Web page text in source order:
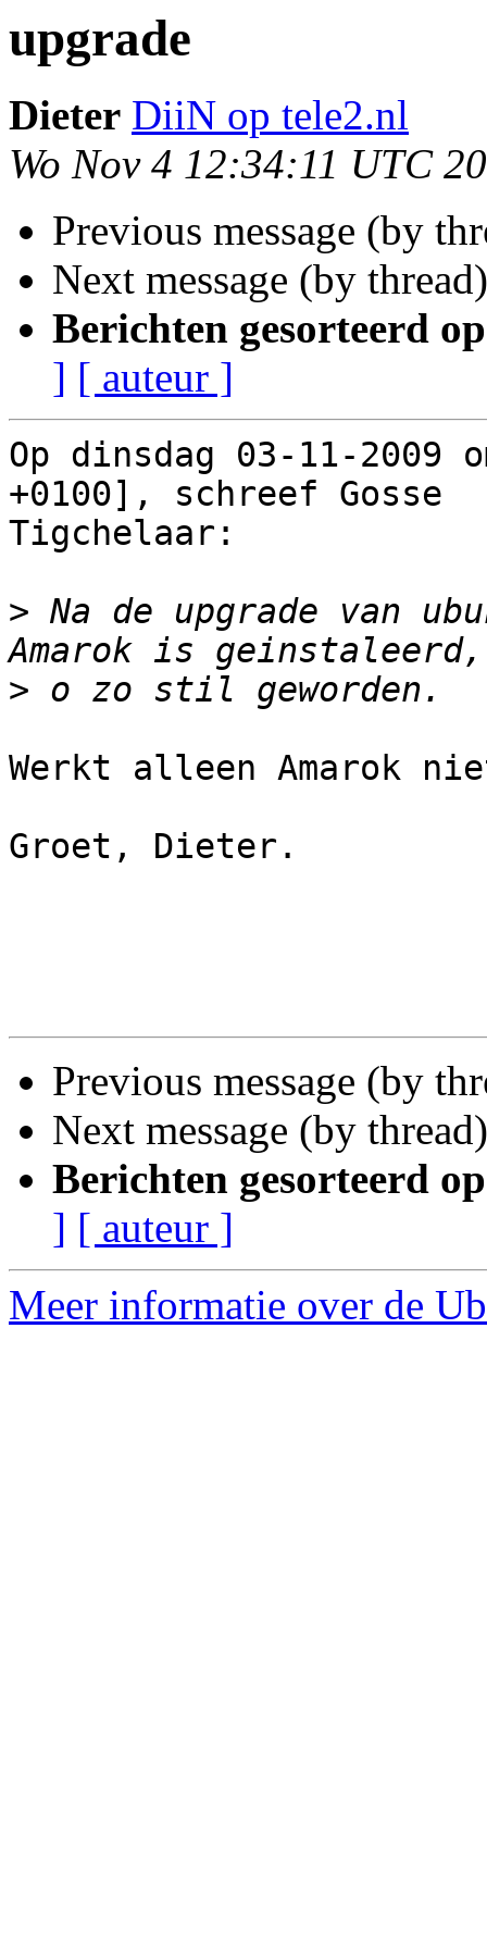
upgrade
Dieter DiiN op tele2.nl
Wo Nov 4 12:34:11 UTC
Previous message (by
Next message (by
Berichten gesorteerd
] [ auteur ]
Op dinsdag 03-11-
+0100], schreef Gosse
Tigchelaar:
> Na de upgrade van
>
Werkt alleen Amarok
Groet, Dieter.
Previous message (by
Next message (by
Berichten gesorteerd
] [ auteur ]
Meer informatie over de